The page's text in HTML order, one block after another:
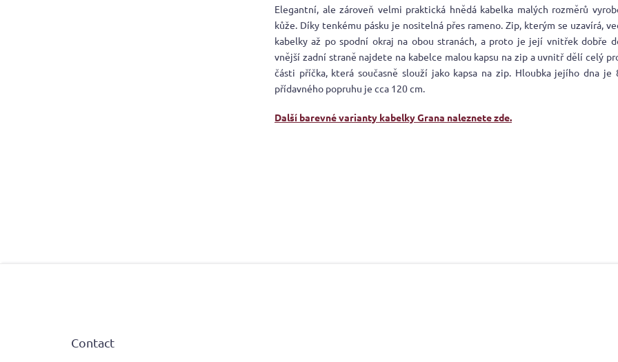
Elegantní, ale zároveň velmi praktická hnědá kabelka malých rozměrů
kůže. Díky tenkému pásku je nositelná přes rameno. Zip, kterým se uzavírá,
kabelky až po spodní okraj na obou stranách, a proto je její vnitřek dobře
vnější zadní straně najdete na kabelce malou kapsu na zip a uvnitř dělí celý
části příčka, která současně slouží jako kapsa na zip. Hloubka jejího dna je
přídavného popruhu je cca 120 cm.
Další barevné varianty kabelky Grana naleznete zde.
Contact